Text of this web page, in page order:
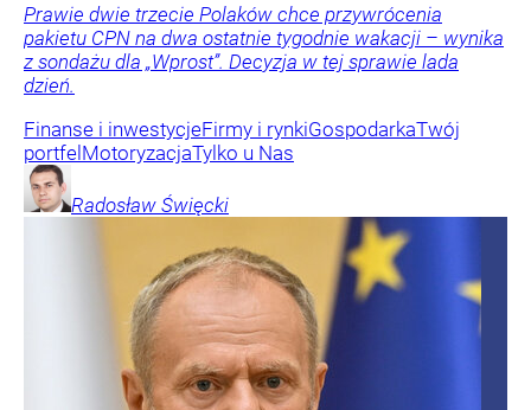
Prawie dwie trzecie Polaków chce przywrócenia
pakietu CPN na dwa ostatnie tygodnie wakacji – wynika
z sondażu dla „Wprost”. Decyzja w tej sprawie lada
dzień.
Finanse i inwestycjeFirmy i rynkiGospodarkaTwój
portfelMotoryzacjaTylko u Nas
Radosław Święcki